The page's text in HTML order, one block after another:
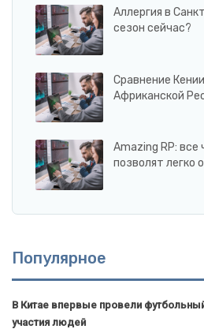
Аллергия в
сезон сейчас?
Сравнение
Африканской
Amazing RP:
позволят легко
Популярное
В Китае впервые провели
участия людей